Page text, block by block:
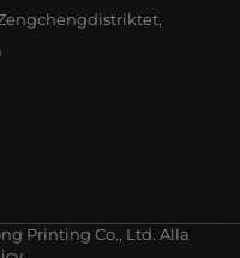
Printing Co., Ltd. Alla